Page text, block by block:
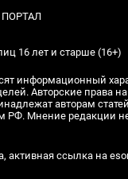
16 лет и старше (16+)
информационный
Авторские права на
авторам
РФ. Мнение редакции
активная ссылка на